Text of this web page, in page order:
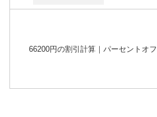
66200円の割引計算｜パーセントオフ